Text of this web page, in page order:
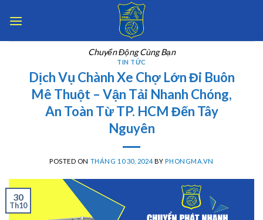
Chuyển Động Cùng Bạn
TIN TỨC
Dịch Vụ Chành Xe Chợ Lớn Đi Buôn
Mê Thuột – Vận Tải Nhanh Chóng,
An Toàn Từ TP. HCM Đến Tây
Nguyên
POSTED ON THÁNG 10 30, 2024BYPHONGMA.VN
30
Th10